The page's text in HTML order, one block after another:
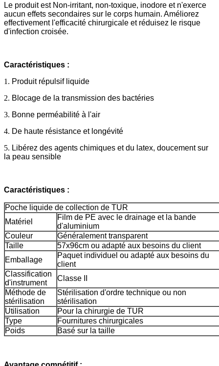
Le produit est Non-irritant, non-toxique, inodore et n'exerce
aucun effets secondaires sur le corps humain. Améliorez
effectivement l'efficacité chirurgicale et réduisez le risque
d'infection croisée.
Caractéristiques :
1. Produit répulsif liquide
2. Blocage de la transmission des bactéries
3. Bonne perméabilité à l'air
4. De haute résistance et longévité
5. Libérez des agents chimiques et du latex, doucement sur
la peau sensible
Caractéristiques :
Poche liquide de collection de TUR
Matériel
Film de PE avec le drainage et la bande
d'aluminium
Couleur
Généralement transparent
Taille
57x96cm ou adapté aux besoins du client
Emballage
Paquet individuel ou adapté aux besoins du
client
Classification
d'instrument
Classe II
Méthode de
stérilisation
Stérilisation d'ordre technique ou non
stérilisation
Utilisation
Pour la chirurgie de TUR
Type
Fournitures chirurgicales
Poids
Basé sur la taille